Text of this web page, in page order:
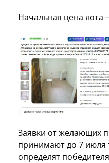
Начальная цена лота
Заявки от желающих
принимают до 7 июля
определят